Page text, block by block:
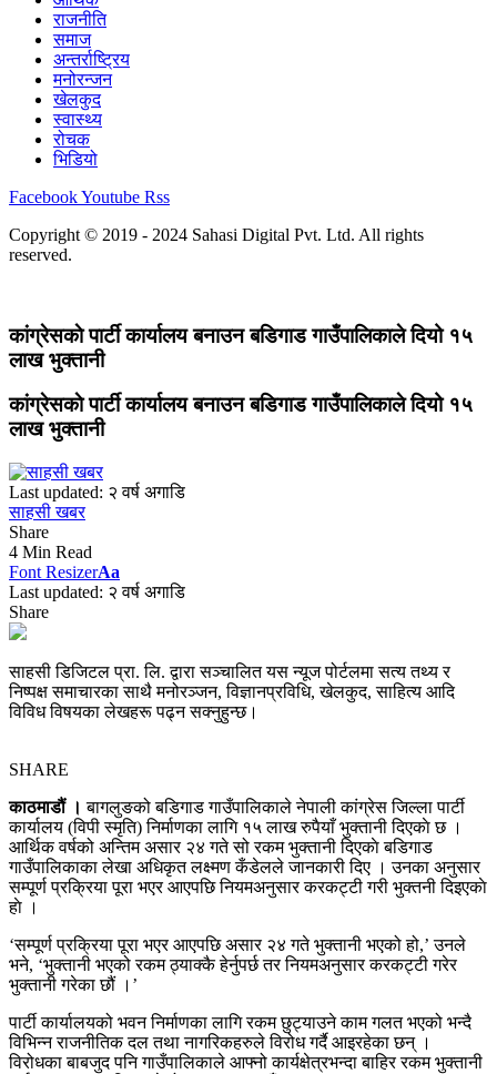
राजनीति
समाज
अन्तर्राष्ट्रिय
मनोरन्जन
खेलकुद
स्वास्थ्य
रोचक
भिडियो
FacebookYoutube Rss
Copyright © 2019 - 2024 Sahasi Digital Pvt. Ltd. All rights
reserved.
कांग्रेसकाे पार्टी कार्यालय बनाउन बडिगाड गाउँपालिकाले दियो १५
लाख भुक्तानी
कांग्रेसकाे पार्टी कार्यालय बनाउन बडिगाड गाउँपालिकाले दियो १५
लाख भुक्तानी
Last updated: २ वर्ष अगाडि
साहसी खबर
Share
4 Min Read
Font ResizerAa
Last updated: २ वर्ष अगाडि
Share
साहसी डिजिटल प्रा. लि. द्वारा सञ्चालित यस न्यूज पोर्टलमा सत्य तथ्य र
निष्पक्ष समाचारका साथै मनोरञ्जन, विज्ञानप्रविधि, खेलकुद, साहित्य आदि
विविध विषयका लेखहरू पढ्न सक्नुहुन्छ।
SHARE
काठमाडौं । बागलुङको बडिगाड गाउँपालिकाले नेपाली कांग्रेस जिल्ला पार्टी
कार्यालय (विपी स्मृति) निर्माणका लागि १५ लाख रुपैयाँ भुक्तानी दिएकाे छ ।
आर्थिक वर्षको अन्तिम असार २४ गते सो रकम भुक्तानी दिएकाे बडिगाड
गाउँपालिकाका लेखा अधिकृत लक्ष्मण कँडेलले जानकारी दिए । उनका अनुसार
सम्पूर्ण प्रक्रिया पूरा भएर आएपछि नियमअनुसार करकट्टी गरी भुक्तनी दिइएकाे
हाे ।
‘सम्पूर्ण प्रक्रिया पूरा भएर आएपछि असार २४ गते भुक्तानी भएको हो,’ उनले
भने, ‘भुक्तानी भएको रकम ठ्याक्कै हेर्नुपर्छ तर नियमअनुसार करकट्टी गरेर
भुक्तानी गरेका छौं ।’
पार्टी कार्यालयको भवन निर्माणका लागि रकम छुट्याउने काम गलत भएको भन्दै
विभिन्न राजनीतिक दल तथा नागरिकहरुले विरोध गर्दै आइरहेका छन् ।
विरोधका बाबजुद पनि गाउँपालिकाले आफ्नो कार्यक्षेत्रभन्दा बाहिर रकम भुक्तानी